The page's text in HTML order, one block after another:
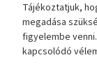
Tájékoztatjuk,
megadása
figyelembe
kapcsolódó